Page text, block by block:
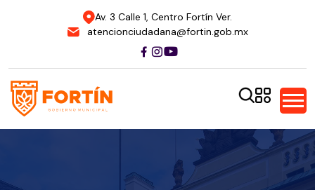
Av. 3 Calle 1, Centro Fortín Ver.
atencionciudadana@fortin.gob.mx